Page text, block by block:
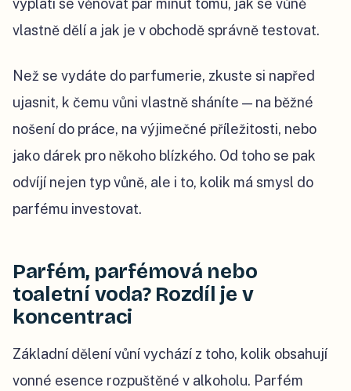
vyplatí se věnovat pár minut tomu, jak se vůně
vlastně dělí a jak je v obchodě správně testovat.
Než se vydáte do parfumerie, zkuste si napřed
ujasnit, k čemu vůni vlastně sháníte — na běžné
nošení do práce, na výjimečné příležitosti, nebo
jako dárek pro někoho blízkého. Od toho se pak
odvíjí nejen typ vůně, ale i to, kolik má smysl do
parfému investovat.
Parfém, parfémová nebo
toaletní voda? Rozdíl je v
koncentraci
Základní dělení vůní vychází z toho, kolik obsahují
vonné esence rozpuštěné v alkoholu. Parfém